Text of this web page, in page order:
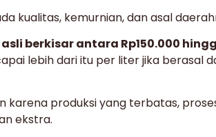
kualitas, kemurnian, dan asal
berkisar antara Rp150.000
lebih dari itu per liter jika berasal
karena produksi yang terbatas,
ekstra.